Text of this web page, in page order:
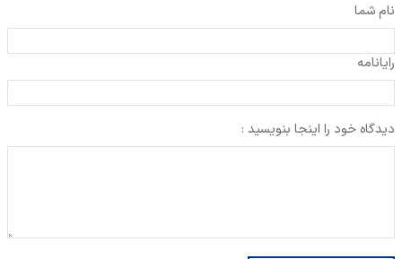
نام شما
رایانامه
دیدگاه خود را اینجا بنویسید :